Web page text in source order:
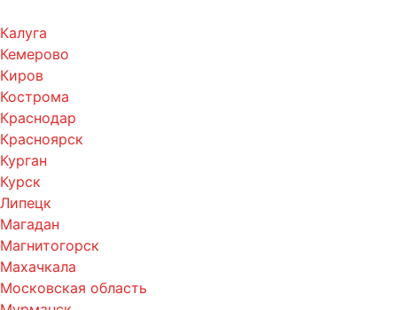
Калуга
Кемерово
Киров
Кострома
Краснодар
Красноярск
Курган
Курск
Липецк
Магадан
Магнитогорск
Махачкала
Московская область